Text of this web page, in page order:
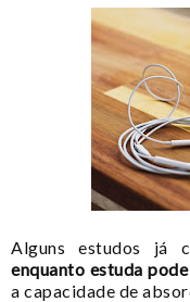
Alguns estudos já
enquanto estuda
a capacidade de